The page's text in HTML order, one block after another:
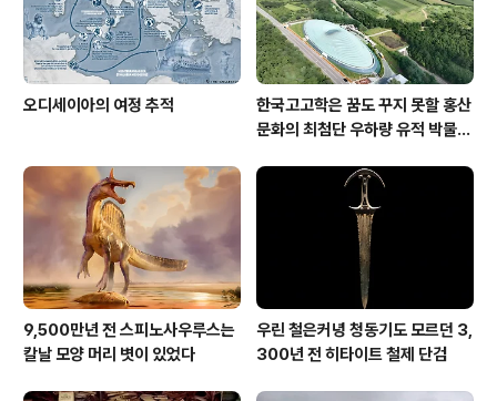
오디세이아의 여정 추적
한국고고학은 꿈도 꾸지 못할 홍산
문화의 최첨단 우하량 유적 박물관
9,500만년 전 스피노사우루스는
칼날 모양 머리 볏이 있었다
우린 철은커녕 청동기도 모르던 3,
300년 전 히타이트 철제 단검